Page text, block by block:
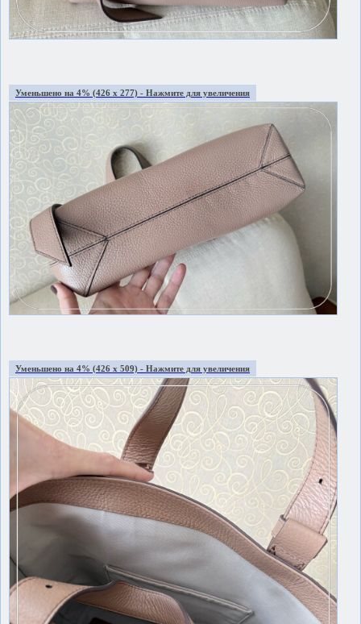
Уменьшено на 4% (426 x 277) - Нажмите для увеличения
Уменьшено на 4% (426 x 509) - Нажмите для увеличения